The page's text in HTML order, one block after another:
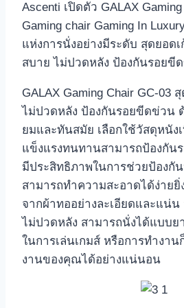
Ascenti เปิดตัว GALAX
Gaming chair Gaming In
แห่งการนั่งอย่างมีระดับ สุดยอด
สบาย ไม่ปวดหลัง ป้องกันรอยขี
GALAX Gaming Chair GC-03
ไม่ปวดหลัง ป้องกันรอยขีดข่วน
ยมและทันสมัย เลือกใช้วัสดุหนัง
แข็งแรงทนทานสามารถป้องกัน
มีประสิทธิภาพในการช่วยป้องกั
สามารถทำความสะอาดได้ง่าย
จากผ้าทออย่างละเอียดและแน่
ไม่ปวดหลัง สามารถนั่งได้แบบย
ในการเล่นเกมส์ หรือการทำงา
งานของคุณได้อย่างแน่นอน